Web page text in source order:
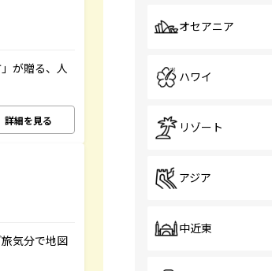
が贈る、人
詳細を見る
気分で地図
オセアニア
ハワイ
リゾート
アジア
中近東